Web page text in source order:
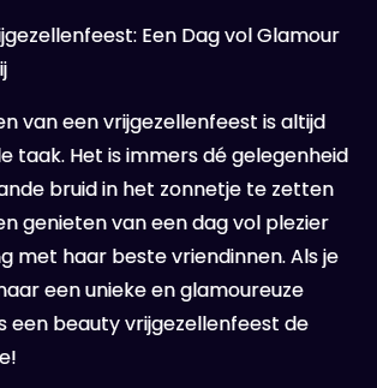
Een Dag vol Glamour
van een vrijgezellenfeest is altijd
taak. Het is immers dé gelegenheid
bruid in het zonnetje te zetten
genieten van een dag vol plezier
met haar beste vriendinnen. Als je
een unieke en glamoureuze
een beauty vrijgezellenfeest de